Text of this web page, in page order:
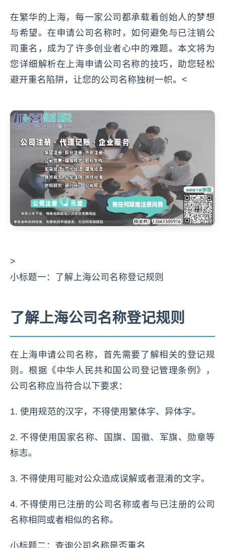
在繁华的上海，每一家公司都承载着创始人的梦想
与希望。在申请公司名称时，如何避免与已注销公
司重名，成为了许多创业者心中的难题。本文将为
您详细解析在上海申请公司名称的技巧，助您轻松
避开重名陷阱，让您的公司名称独树一帜。<
>
小标题一：了解上海公司名称登记规则
了解上海公司名称登记规则
在上海申请公司名称，首先需要了解相关的登记规
则。根据《中华人民共和国公司登记管理条例》，
公司名称应当符合以下要求：
1. 使用规范的汉字，不得使用繁体字、异体字。
2. 不得使用国家名称、国旗、国徽、军旗、勋章等
标志。
3. 不得使用可能对公众造成误解或者混淆的文字。
4. 不得使用已注册的公司名称或者与已注册的公司
名称相同或者相似的名称。
小标题二：查询公司名称是否重名